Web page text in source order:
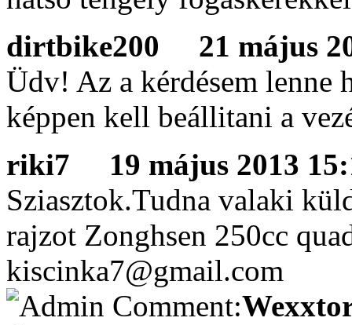
dirtbike200
21 május
Üdv! Az a kérdésem lenne
képpen kell beállitani a
riki7
19 május 2013
Sziasztok.Tudna valaki
rajzot Zonghsen 250cc
kiscinka7@gmail.com